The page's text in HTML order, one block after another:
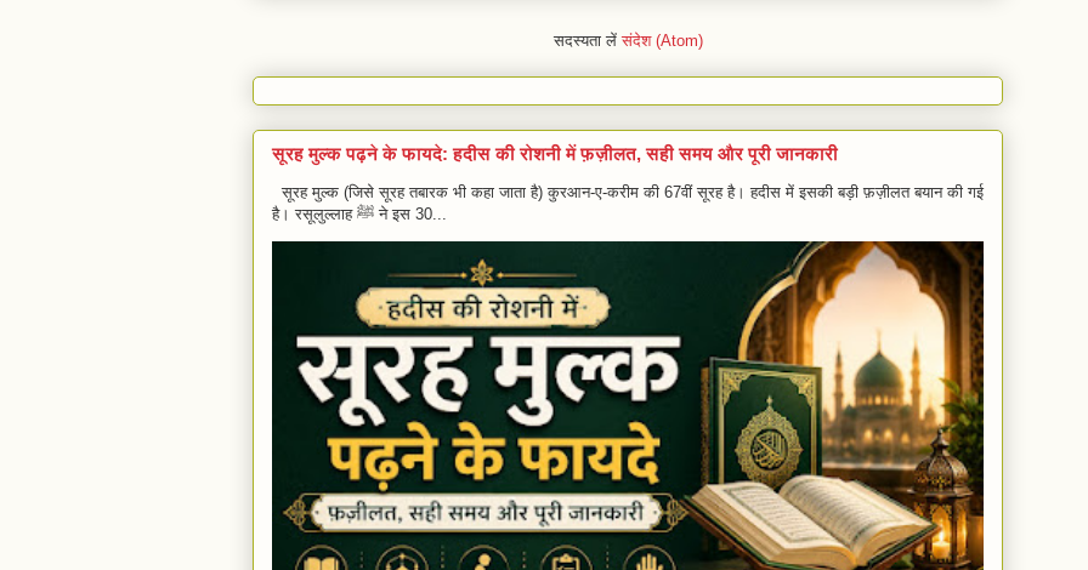
सदस्यता लेंसंदेश (Atom)
सूरह मुल्क पढ़ने के फायदे: हदीस की रोशनी में फ़ज़ीलत, सही समय और पूरी जानकारी
सूरह मुल्क (जिसे सूरह तबारक भी कहा जाता है) कुरआन-ए-करीम की 67वीं सूरह है। हदीस में इसकी बड़ी फ़ज़ीलत बयान की गई
है। रसूलुल्लाह ﷺ ने इस 30...